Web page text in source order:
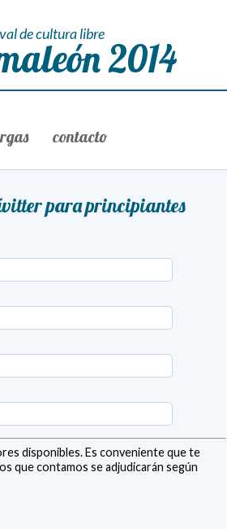
de cultura libre
2014
contacto
para principiantes
disponibles. Es conveniente que te
que contamos se adjudicarán según